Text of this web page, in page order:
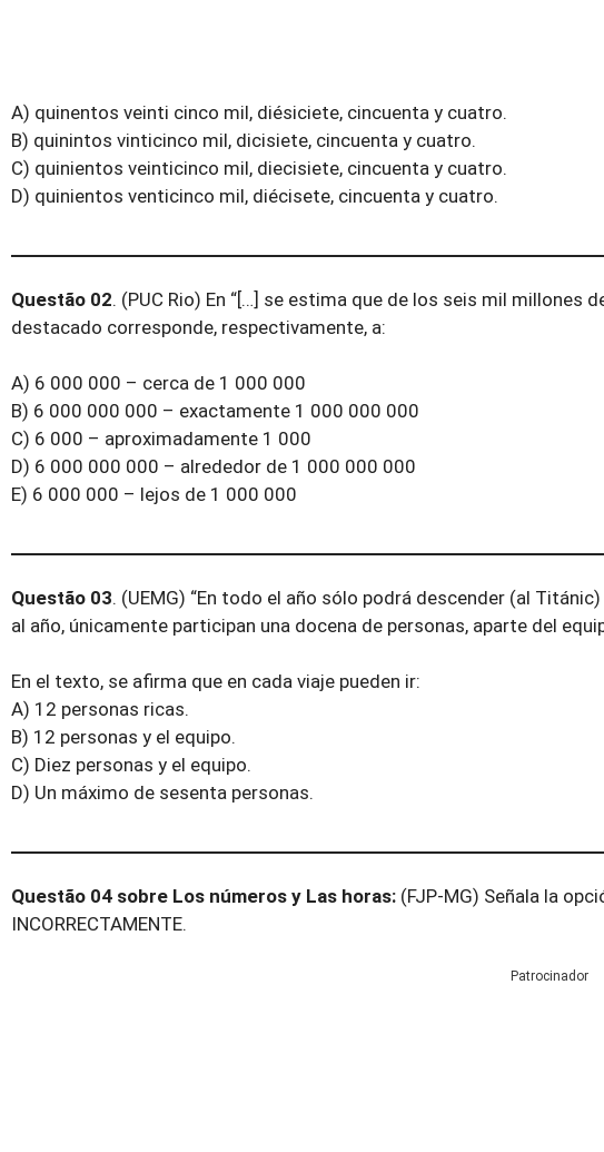
A) quinentos veinti cinco mil, diésiciete, cincuenta y cuatro.
B) quinintos vinticinco mil, dicisiete, cincuenta y cuatro.
C) quinientos veinticinco mil, diecisiete, cincuenta y cuatro.
D) quinientos venticinco mil, diécisete, cincuenta y cuatro.
Questão 02. (PUC Rio) En “[…] se estima que de los seis mil millones
destacado corresponde, respectivamente, a:
A) 6 000 000 – cerca de 1 000 000
B) 6 000 000 000 – exactamente 1 000 000 000
C) 6 000 – aproximadamente 1 000
D) 6 000 000 000 – alrededor de 1 000 000 000
E) 6 000 000 – lejos de 1 000 000
Questão 03. (UEMG) “En todo el año sólo podrá descender (al
al año, únicamente participan una docena de personas, aparte del
En el texto, se afirma que en cada viaje pueden ir:
A) 12 personas ricas.
B) 12 personas y el equipo.
C) Diez personas y el equipo.
D) Un máximo de sesenta personas.
Questão 04 sobre Los números y Las horas: (FJP-MG) Señala la
INCORRECTAMENTE.
Patrocinador